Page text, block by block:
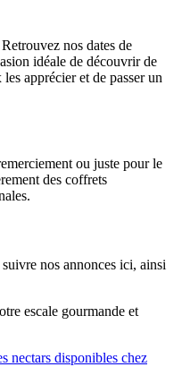
nos dates de
idéale de découvrir de
apprécier et de passer un
ou juste pour le
des coffrets
nos annonces ici, ainsi
escale gourmande et